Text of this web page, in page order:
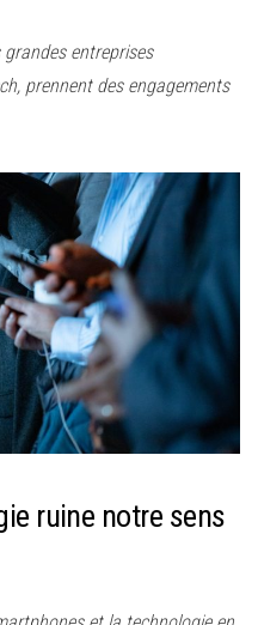
entreprises
prennent des engagements
ruine notre sens